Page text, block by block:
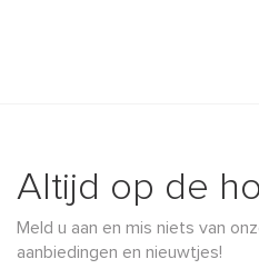
Altijd op de
Meld u aan en mis niets van
aanbiedingen en nieuwtjes!